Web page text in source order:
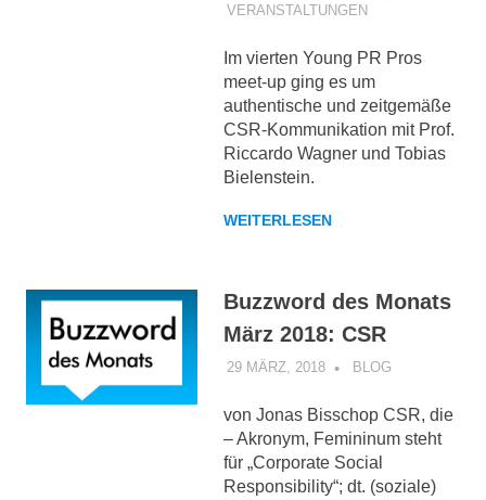
VERANSTALTUNGEN
Im vierten Young PR Pros
meet-up ging es um
authentische und zeitgemäße
CSR-Kommunikation mit Prof.
Riccardo Wagner und Tobias
Bielenstein.
WEITERLESEN
Buzzword des Monats
März 2018: CSR
29 MÄRZ, 2018 KOMMUNIKOS
BLOG
von Jonas Bisschop CSR, die
– Akronym, Femininum steht
für „Corporate Social
Responsibility“; dt. (soziale)